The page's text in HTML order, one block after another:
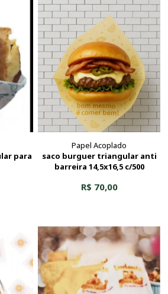
para
Papel Acoplado
saco burguer triangular anti
barreira 14,5x16,5 c/500
R$ 70,00